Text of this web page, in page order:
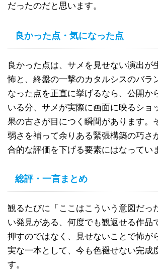
だったのだと思います。
良かった点・気になった点
良かった点は、サメを見せない演出が
怖と、終盤の一撃のカタルシスのバラ
なった点を正直に挙げるなら、公開か
いる分、サメが実際に画面に映るショ
果の古さが目につく瞬間があります。
弱さを補って余りある緊張構築の巧さ
合的な評価を下げる要素にはなってい
総評・一言まとめ
観るたびに「ここはこういう意図だっ
い発見がある、何度でも観返せる作品
押すのではなく、見せないことで怖が
実な一本として、今も色褪せない完成
す。